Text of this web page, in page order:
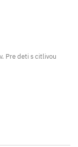
Pre deti s citlivou